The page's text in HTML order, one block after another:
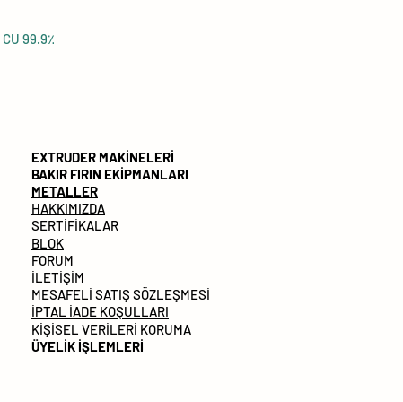
النحاس CU 99.9٪
EXTRUDER MAKİNELERİ
SERTİFİKALAR
BAKIR FIRIN EKİPMANLARI
HAKKIMIZDA
BLOK
METALLER
FORUM
İLETİŞİM
MESAFELİ SATIŞ SÖZLEŞMESİ
İPTAL İADE KOŞULLARI
KİŞİSEL VERİLERİ KORUMA
ÜYELİK İŞLEMLERİ